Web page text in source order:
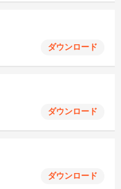
ダウンロード
ダウンロード
ダウンロード